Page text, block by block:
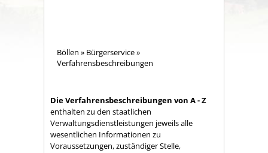
Böllen » Bürgerservice»
Verfahrensbeschreibungen
Die Verfahrensbeschreibungen von A - Z
enthalten zu den staatlichen
Verwaltungsdienstleistungen jeweils alle
wesentlichen Informationen zu
Voraussetzungen, zuständiger Stelle,